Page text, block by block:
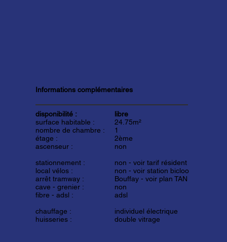
Informations complémentaires
disponibilité :
surface habitable :
nombre de chambre :
étage :
ascenseur :
stationnement :
local vélos :
arrêt tramway :
cave - grenier :
fibre - adsl :
chauffage :
huisseries :
libre
24.75m²
1
2ème
non
non - voir tarif résident
non - voir station bicloo
Bouffay - voir plan TAN
non
adsl
individuel électrique
double vitrage